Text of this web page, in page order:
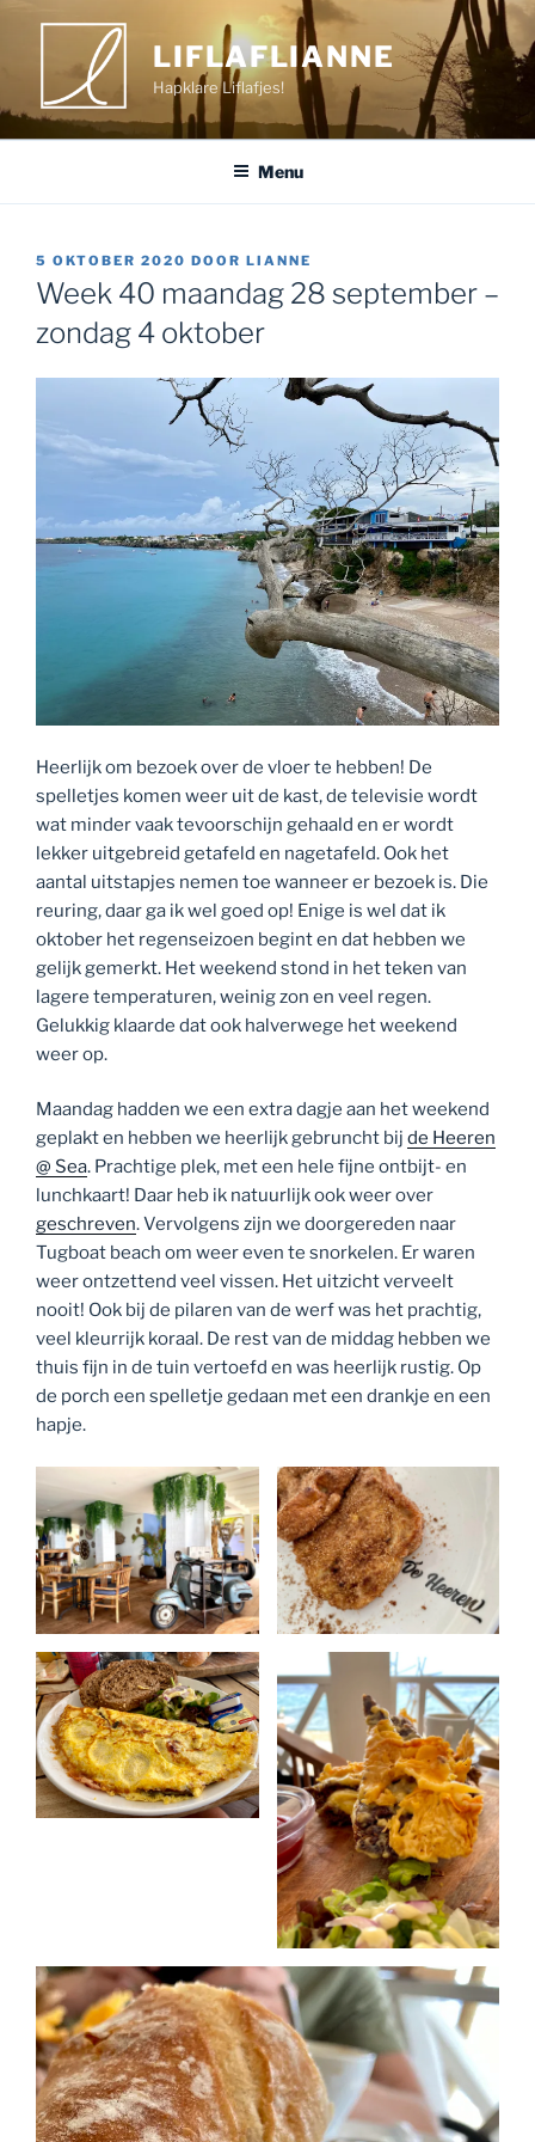
inhoud
LIFLAFLIANNE
Hapklare Liflafjes!
Menu
GEPLAATST
OP
5 OKTOBER 2020 DOOR LIANNE
Week 40 maandag 28 september –
zondag 4 oktober
Heerlijk om bezoek over de vloer te hebben! De
spelletjes komen weer uit de kast, de televisie wordt
wat minder vaak tevoorschijn gehaald en er wordt
lekker uitgebreid getafeld en nagetafeld. Ook het
aantal uitstapjes nemen toe wanneer er bezoek is. Die
reuring, daar ga ik wel goed op! Enige is wel dat ik
oktober het regenseizoen begint en dat hebben we
gelijk gemerkt. Het weekend stond in het teken van
lagere temperaturen, weinig zon en veel regen.
Gelukkig klaarde dat ook halverwege het weekend
weer op.
Maandag hadden we een extra dagje aan het weekend
geplakt en hebben we heerlijk gebruncht bij de Heeren
@ Sea. Prachtige plek, met een hele fijne ontbijt- en
lunchkaart! Daar heb ik natuurlijk ook weer over
geschreven. Vervolgens zijn we doorgereden naar
Tugboat beach om weer even te snorkelen. Er waren
weer ontzettend veel vissen. Het uitzicht verveelt
nooit! Ook bij de pilaren van de werf was het prachtig,
veel kleurrijk koraal. De rest van de middag hebben we
thuis fijn in de tuin vertoefd en was heerlijk rustig. Op
de porch een spelletje gedaan met een drankje en een
hapje.